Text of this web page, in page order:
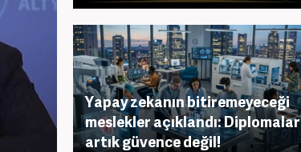
Yapay zekanın bitiremeyeceği
meslekler açıklandı: Diplomalar
artık güvence değil!